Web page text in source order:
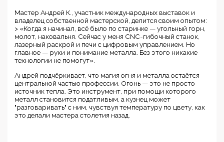
Мастер Андрей К., участник международных выставок и
владелец собственной мастерской, делится своим опытом:
> «Когда я начинал, всё было по старинке — угольный горн,
молот, наковальня. Сейчас у меня CNC-гибочный станок,
лазерный раскрой и печи с цифровым управлением. Но
главное — руки и понимание металла. Без этого никакие
технологии не помогут».
Андрей подчёркивает, что магия огня и металла остаётся
центральной частью профессии. Огонь — это не просто
источник тепла. Это инструмент, при помощи которого
металл становится податливым, а кузнец может
"разговаривать" с ним, чувствуя температуру по цвету, как
это делали мастера столетия назад.